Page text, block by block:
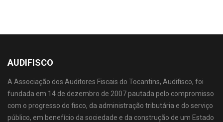
AUDIFISCO
A Associação dos Auditores Fiscais do Tocantins, Audifisco, foi
fundada em 14 de dezembro de 2007 pautada pelo compromisso
com o progresso do fisco, da administração tributária e do serviço
público, em benefício da sociedade e da construção de um Estado